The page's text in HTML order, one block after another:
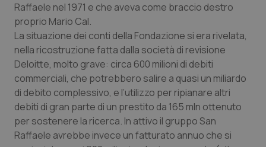
Abruzzo
Basilicata
Calabria
Campania
Emilia-Romagna
QS Pro Gold
Artrite & artrosi
Asma & BPCO
Car-T
Colesterolo & coronaropatie
QS Club Newsletter
Raffaele nel 1971 e che aveva come braccio destro
proprio Mario Cal.
La situazione dei conti della Fondazione si era rivelata,
nella ricostruzione fatta dalla società di revisione
Deloitte, molto grave: circa 600 milioni di debiti
commerciali, che potrebbero salire a quasi un miliardo
di debito complessivo, e l’utilizzo per ripianare altri
debiti di gran parte di un prestito da 165 mln ottenuto
per sostenere la ricerca. In attivo il gruppo San
Raffaele avrebbe invece un fatturato annuo che si